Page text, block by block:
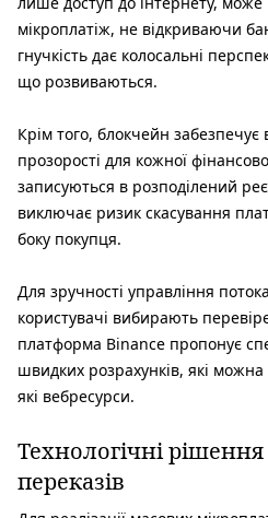
мікроплатіж, не відкриваючи
гнучкість дає колосальні
що розвиваються.
Крім того, блокчейн забезпечує
прозорості для кожної
записуються в розподілений
виключає ризик скасування
боку покупця.
Для зручності управління
користувачі вибирають
платформа Binance пропонує
швидких розрахунків, які можна
які вебресурси.
Технологічні
переказів